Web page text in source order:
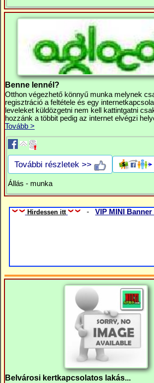
Benne lennél?
Otthon végezhető könnyű munka melynek
regisztráció a feltétele és egy
leveleket küldözgetni nem kell kattintgatni
hozzánk a többit pedig az internet elvégzi
Tovább >
További részletek >>
Állás - munka
Hirdessen itt -VIP MINI
Belvárosi kertkapcsolatos lakás...